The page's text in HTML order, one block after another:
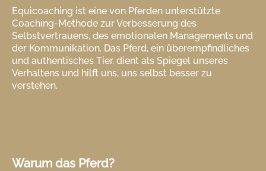
Equicoaching ist eine von Pferden unterstützte
Coaching-Methode zur Verbesserung des
Selbstvertrauens, des emotionalen Managements und
der Kommunikation. Das Pferd, ein überempfindliches
und authentisches Tier, dient als Spiegel unseres
Verhaltens und hilft uns, uns selbst besser zu
verstehen.
Warum das Pferd?